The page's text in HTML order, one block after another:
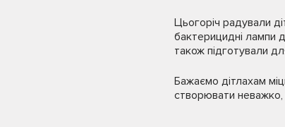
Цьогоріч радували
бактерицидні лампи
також підготували
Бажаємо дітлахам
створювати